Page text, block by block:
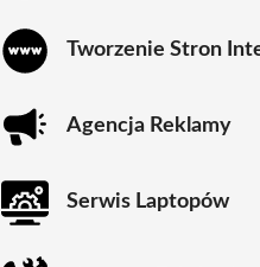
Tworzenie Stron
Agencja Reklamy
Serwis Laptopów